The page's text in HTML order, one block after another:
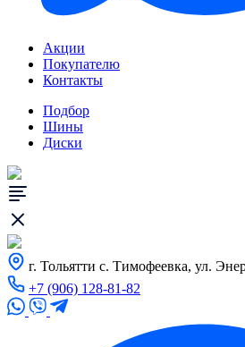
Акции
Покупателю
Контакты
Подбор
Шины
Диски
г. Тольятти с. Тимофеевка, ул.
+7 (906) 128-81-82